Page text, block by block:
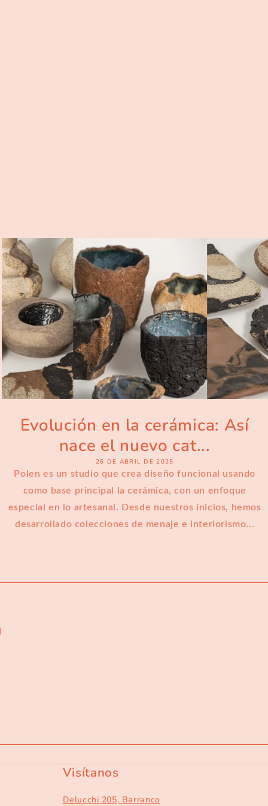
Evolución en la cerámica: Así
nace el nuevo cat...
26 DE ABRIL DE 2025
Polen es un studio que crea diseño funcional usando
como base principal la cerámica, con un enfoque
especial en lo artesanal. Desde nuestros inicios, hemos
desarrollado colecciones de menaje e interiorismo...
Visítanos
Delucchi 205, Barranco